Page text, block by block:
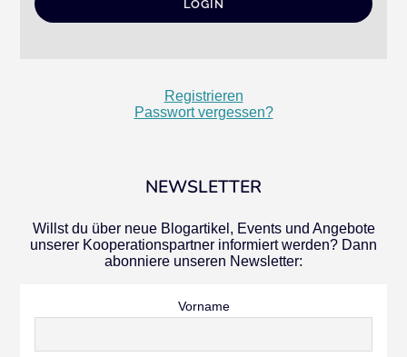
Registrieren
Passwort vergessen?
NEWSLETTER
Willst du über neue Blogartikel, Events und Angebote
unserer Kooperationspartner informiert werden? Dann
abonniere unseren Newsletter:
Vorname